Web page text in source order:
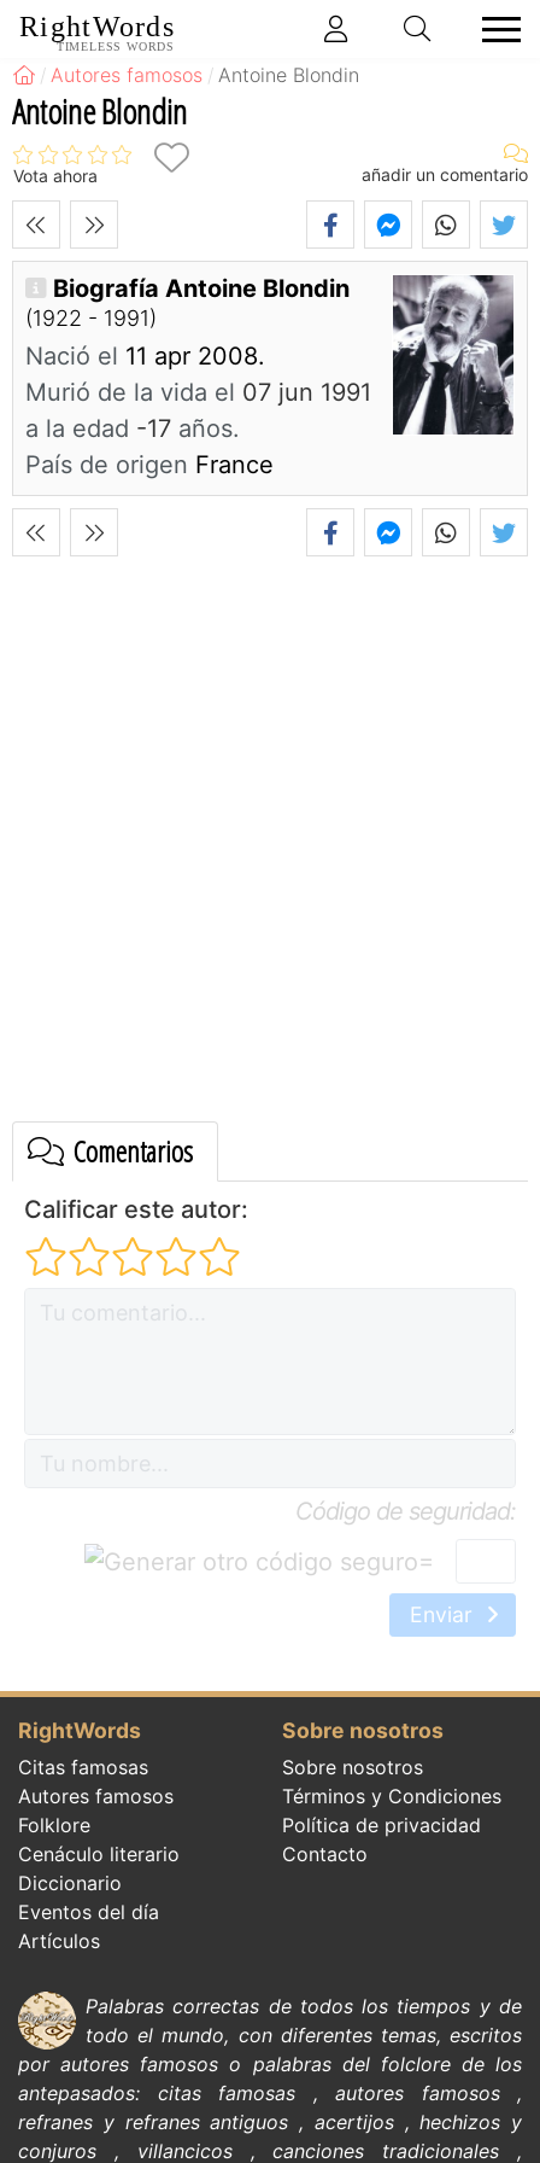
RightWords
TIMELESS WORDS
Autores famosos Antoine Blondin
Antoine Blondin
Vota ahora añadir un comentario
Biografía Antoine Blondin
(1922 - 1991)
Nació el 11 apr 2008.
Murió de la vida el 07 jun 1991
a la edad -17 años.
País de origen France
Comentarios
Calificar este autor:
Código de seguridad:
=
Enviar
RightWords
Citas famosas
Autores famosos
Folklore
Cenáculo literario
Diccionario
Eventos del día
Artículos
Sobre nosotros
Sobre nosotros
Términos y Condiciones
Política de privacidad
Contacto
Palabras correctas de todos los tiempos y de
todo el mundo, con diferentes temas, escritos
porautores famosos o palabras del folclore delos
antepasados: citas famosas , autores famosos,
refranes y refranes antiguos , acertijos,hechizos y
conjuros , villancicos,canciones tradicionales ,